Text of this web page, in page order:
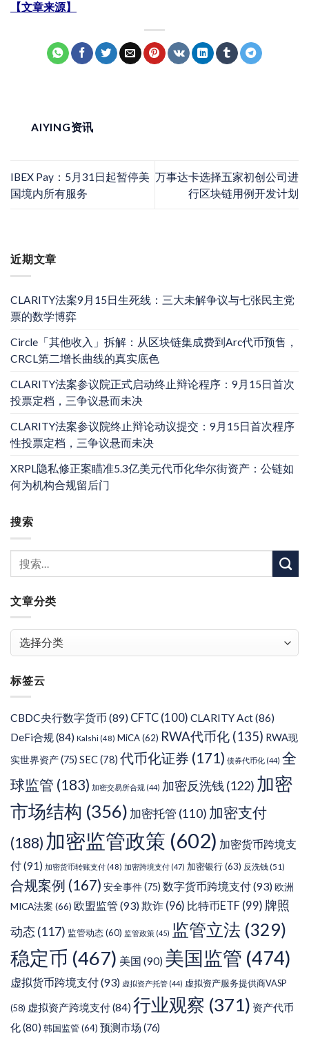
近期文章
CLARITY法案9月15日生死线：三大未解争议与七张民主党
票的数学博弈
Circle「其他收入」拆解：从区块链集成费到Arc代币预售，
CRCL第二增长曲线的真实底色
CLARITY法案参议院正式启动终止辩论程序：9月15日首次
投票定档，三争议悬而未决
CLARITY法案参议院终止辩论动议提交：9月15日首次程序
性投票定档，三争议悬而未决
XRPL隐私修正案瞄准5.3亿美元代币化华尔街资产：公链如
何为机构合规留后门
搜索
文章分类
类
标签云
CBDC央行数字货币 (89) CFTC (100) CLARITY Act(86)
DeFi合规(84) Kalshi (48) MiCA(62) RWA代币化 (135) RWA现
实世界资产(75) SEC(78) 代币化证券 (171) 债券代币化 (44) 全
球监管 (183) 加密交易所合规 (44) 加密反洗钱 (122) 加密
市场结构 (356) 加密托管 (110) 加密支付
(188) 加密监管政策 (602) 加密货币跨境支
付(91) 加密货币转账支付 (48) 加密跨境支付 (47) 加密银行(63) 反洗钱(51)
合规案例 (167) 安全事件(75) 数字货币跨境支付(93)欧洲
MICA法案 (66) 欧盟监管 (93)欺诈 (96) 比特币ETF (99) 牌照
动态 (117) 监管动态(60) 监管政策 (45) 监管立法 (329)
稳定币 (467) 美国 (90) 美国监管 (474)
虚拟货币跨境支付(93) 虚拟资产托管 (44) 虚拟资产服务提供商VASP
(58) 虚拟资产跨境支付(84) 行业观察 (371) 资产代币
化(80) 韩国监管(64) 预测市场 (76)
【文章来源】
AIYING资讯
IBEX Pay：5月31日起暂停美
国境内所有服务
万事达卡选择五家初创公司进
行区块链用例开发计划